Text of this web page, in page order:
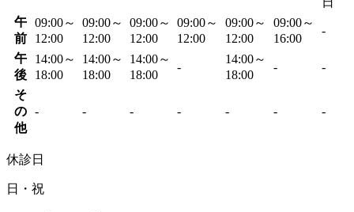
午
前
09:00～
12:00
09:00～
12:00
09:00～
12:00
09:00～
12:00
09:00～
12:00
09:00～
16:00
-
午
後
14:00～
18:00
14:00～
18:00
14:00～
18:00
-
14:00～
18:00
- -
そ
の
他
- - - - - - -
休診日
日・祝